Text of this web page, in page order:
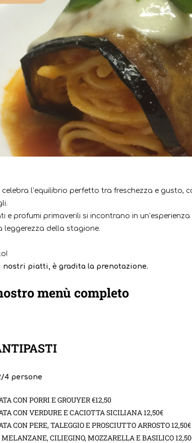
celebra l’equilibrio perfetto tra freschezza e gusto,
e profumi primaverili si incontrano in
leggerezza della stagione.
nostri piatti, è gradita la prenotazione.
menù completo
4 persone
CON PORRI E GROUYER €12,50
CON VERDURE E CACIOTTA SICILIANA 12,50€
CON PERE, TALEGGIO E PROSCIUTTO ARROSTO 12,50€
MELANZANE, CILIEGINO, MOZZARELLA E BASILICO